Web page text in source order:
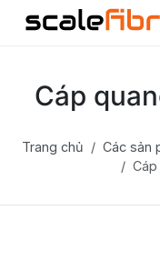
Cáp
Trang chủ Các sản
Cáp